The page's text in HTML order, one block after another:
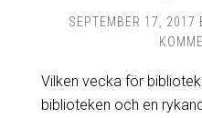
SEPTEMBER 17, 2017
Vilken vecka för
biblioteken och en